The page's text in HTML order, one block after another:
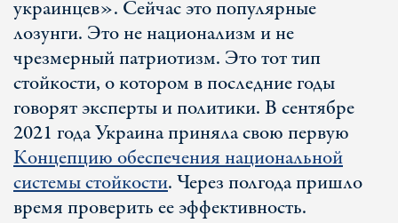
украинцев». Сейчас это популярные
лозунги. Это не национализм и не
чрезмерный патриотизм. Это тот тип
стойкости, о котором в последние годы
говорят эксперты и политики. В сентябре
2021 года Украина приняла свою первую
Концепцию обеспечения национальной
системы стойкости. Через полгода пришло
время проверить ее эффективность.